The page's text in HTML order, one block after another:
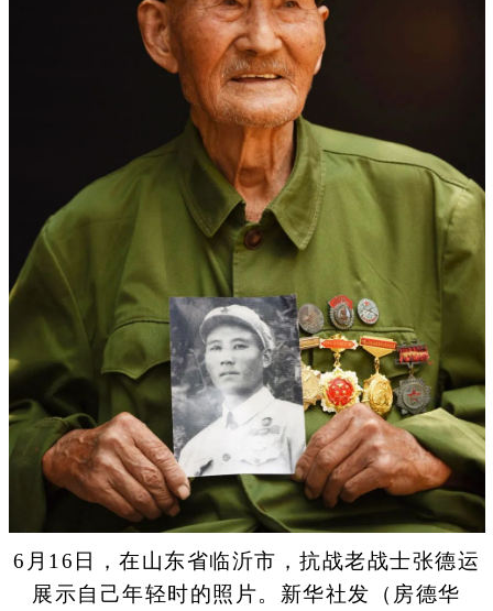
6月16日，在山东省临沂市，抗战老战士张德运
展示自己年轻时的照片。新华社发（房德华